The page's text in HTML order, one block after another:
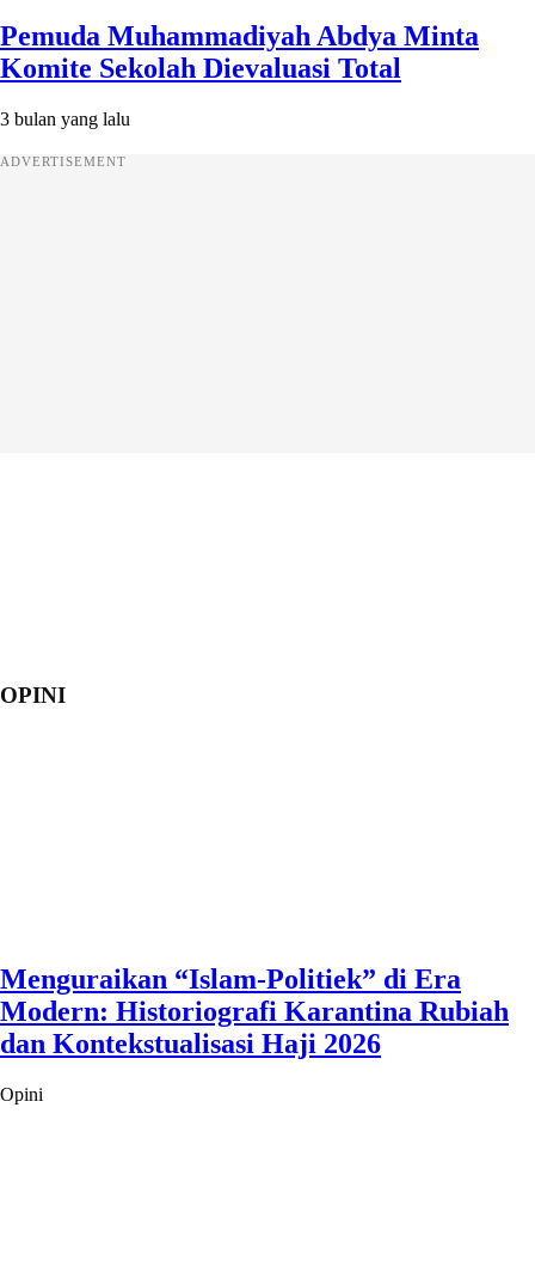
Pemuda Muhammadiyah Abdya Minta
Komite Sekolah Dievaluasi Total
3 bulan yang lalu
ADVERTISEMENT
OPINI
Menguraikan “Islam-Politiek” di Era
Modern: Historiografi Karantina Rubiah
dan Kontekstualisasi Haji 2026
Opini